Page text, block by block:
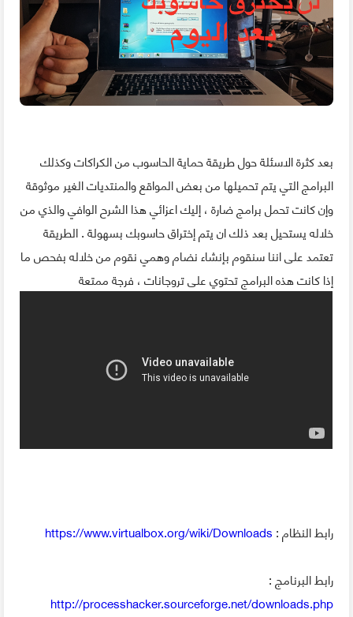
بعد كثرة الاسئلة حول طريقة حماية الحاسوب من الكراكات وكذلك
البرامج التي يتم تحميلها من بعض المواقع والمنتديات الغير موثوقة
وإن كانت تحمل برامج ضارة ، إليك اعزائي هذا الشرح الوافي والذي من
خلاله يستحيل بعد ذلك ان يتم إختراق حاسوبك بسهولة . الطريقة
تعتمد على اننا سنقوم بإنشاء نضام وهمي نقوم من خلاله بفحص ما
إذا كانت هذه البرامج تحتوي على تروجانات ، فرجة ممتعة
رابط النظام :https://www.virtualbox.org/wiki/Downloads
رابط البرنامج :
http://processhacker.sourceforge.net/downloads.php